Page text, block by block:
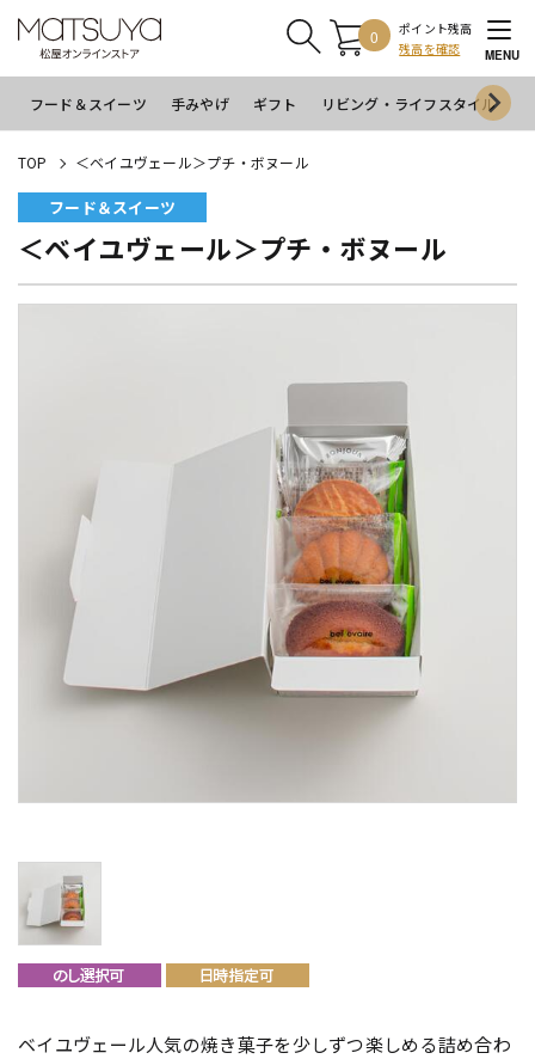
0
ポイント残高
残高を確認
MENU
フード＆スイーツ 手みやげ ギフト リビング・ライフスタイル
TOP ＜ベイユヴェール＞プチ・ボヌール
フード＆スイーツ
＜ベイユヴェール＞プチ・ボヌール
ベイユヴェール人気の焼き菓子を少しずつ楽しめる詰め合わ